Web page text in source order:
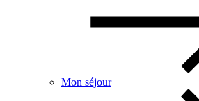
Mon séjour